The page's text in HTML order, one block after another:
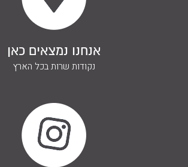
אנחנו נמצאים כאן
נקודות שרות בכל הארץ